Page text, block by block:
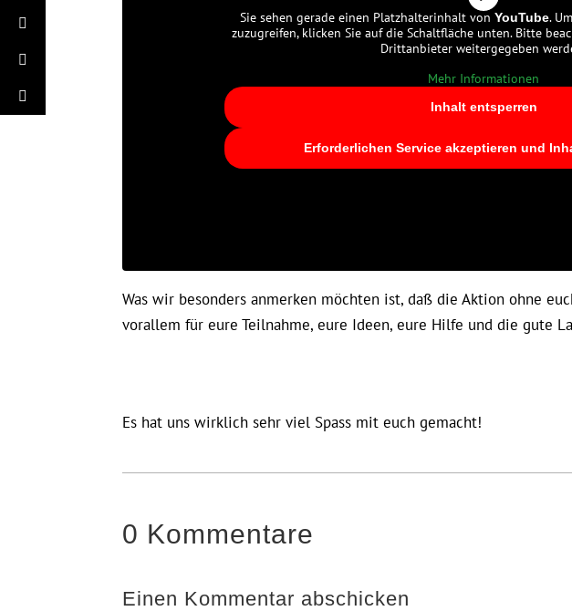
Sie sehen gerade einen Platzhalterinhalt von YouTube.
zuzugreifen, klicken Sie auf die Schaltfläche unten. Bitte
Drittanbieter weitergegeben
Mehr Informationen
Inhalt entsperren
Erforderlichen Service akzeptieren und
Was wir besonders anmerken möchten ist, daß die Aktion ohne
vorallem für eure Teilnahme, eure Ideen, eure Hilfe und die gute
Es hat uns wirklich sehr viel Spass mit euch gemacht!
0 Kommentare
Einen Kommentar abschicken